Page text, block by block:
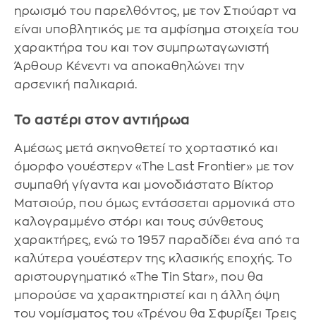
ηρωισμό του παρελθόντος, με τον Στιούαρτ να
είναι υποβλητικός με τα αμφίσημα στοιχεία του
χαρακτήρα του και τον συμπρωταγωνιστή
Άρθουρ Κένεντι να αποκαθηλώνει την
αρσενική παλικαριά.
Το αστέρι στον αντιήρωα
Αμέσως μετά σκηνοθετεί το χορταστικό και
όμορφο γουέστερν «The Last Frontier» με τον
συμπαθή γίγαντα και μονοδιάστατο Βίκτορ
Ματσιούρ, που όμως εντάσσεται αρμονικά στο
καλογραμμένο στόρι και τους σύνθετους
χαρακτήρες, ενώ το 1957 παραδίδει ένα από τα
καλύτερα γουέστερν της κλασικής εποχής. Το
αριστουργηματικό «The Tin Star», που θα
μπορούσε να χαρακτηριστεί και η άλλη όψη
του νομίσματος του «Τρένου θα Σφυρίξει Τρεις